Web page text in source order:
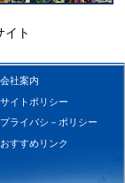
イト
会社案内
サイトポリシー
プライバシ－ポリシー
おすすめリンク